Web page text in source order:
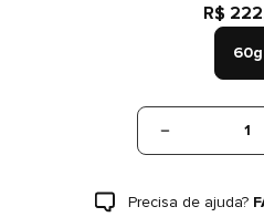
R$
60g
1
Precisa de ajuda?